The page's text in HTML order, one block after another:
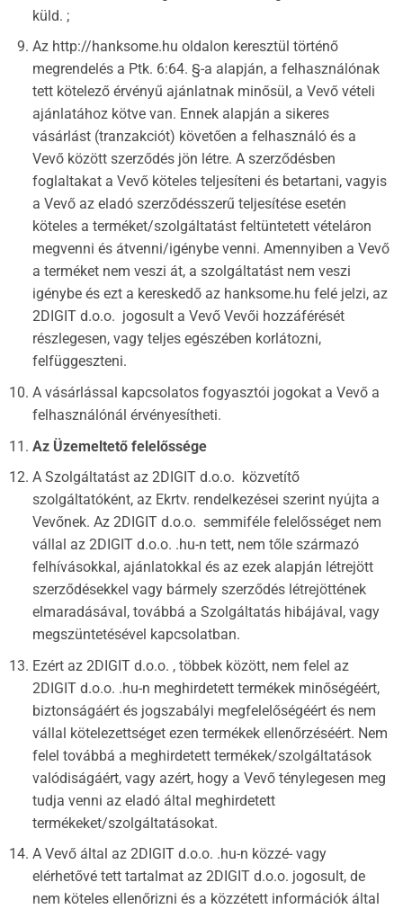
küld. ;
Az http://hanksome.hu oldalon keresztül történő
megrendelés a Ptk. 6:64. §-a alapján, a felhasználónak
tett kötelező érvényű ajánlatnak minősül, a Vevő vételi
ajánlatához kötve van. Ennek alapján a sikeres
vásárlást (tranzakciót) követően a felhasználó és a
Vevő között szerződés jön létre. A szerződésben
foglaltakat a Vevő köteles teljesíteni és betartani, vagyis
a Vevő az eladó szerződésszerű teljesítése esetén
köteles a terméket/szolgáltatást feltüntetett vételáron
megvenni és átvenni/igénybe venni. Amennyiben a Vevő
a terméket nem veszi át, a szolgáltatást nem veszi
igénybe és ezt a kereskedő az hanksome.hu felé jelzi, az
2DIGIT d.o.o. jogosult a Vevő Vevői hozzáférését
részlegesen, vagy teljes egészében korlátozni,
felfüggeszteni.
A vásárlással kapcsolatos fogyasztói jogokat a Vevő a
felhasználónál érvényesítheti.
Az Üzemeltető felelőssége
A Szolgáltatást az 2DIGIT d.o.o. közvetítő
szolgáltatóként, az Ekrtv. rendelkezései szerint nyújta a
Vevőnek. Az 2DIGIT d.o.o. semmiféle felelősséget nem
vállal az 2DIGIT d.o.o. .hu-n tett, nem tőle származó
felhívásokkal, ajánlatokkal és az ezek alapján létrejött
szerződésekkel vagy bármely szerződés létrejöttének
elmaradásával, továbbá a Szolgáltatás hibájával, vagy
megszüntetésével kapcsolatban.
Ezért az 2DIGIT d.o.o. , többek között, nem felel az
2DIGIT d.o.o. .hu-n meghirdetett termékek minőségéért,
biztonságáért és jogszabályi megfelelőségéért és nem
vállal kötelezettséget ezen termékek ellenőrzéséért. Nem
felel továbbá a meghirdetett termékek/szolgáltatások
valódiságáért, vagy azért, hogy a Vevő ténylegesen meg
tudja venni az eladó által meghirdetett
termékeket/szolgáltatásokat.
A Vevő által az 2DIGIT d.o.o. .hu-n közzé- vagy
elérhetővé tett tartalmat az 2DIGIT d.o.o. jogosult, de
nem köteles ellenőrizni és a közzétett információk által